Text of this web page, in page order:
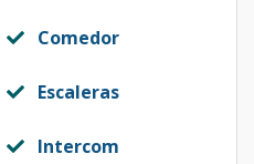
Comedor
Escaleras
Intercom